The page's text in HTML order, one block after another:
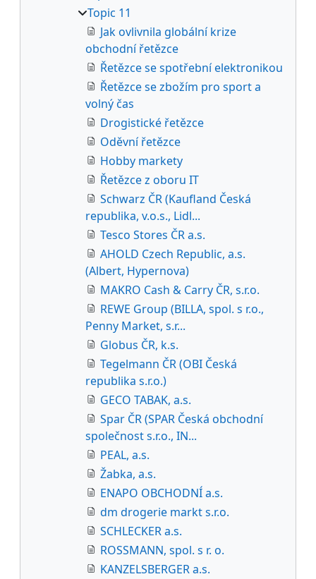
Topic 11
Jak ovlivnila globální krize
obchodní řetězce
Řetězce se spotřební elektronikou
Řetězce se zbožím pro sport a
volný čas
Drogistické řetězce
Oděvní řetězce
Hobby markety
Řetězce z oboru IT
Schwarz ČR (Kaufland Česká
republika, v.o.s., Lidl...
Tesco Stores ČR a.s.
AHOLD Czech Republic, a.s.
(Albert, Hypernova)
MAKRO Cash & Carry ČR, s.r.o.
REWE Group (BILLA, spol. s r.o.,
Penny Market, s.r...
Globus ČR, k.s.
Tegelmann ČR (OBI Česká
republika s.r.o.)
GECO TABAK, a.s.
Spar ČR (SPAR Česká obchodní
společnost s.r.o., IN...
PEAL, a.s.
Žabka, a.s.
ENAPO OBCHODNÍ a.s.
dm drogerie markt s.r.o.
SCHLECKER a.s.
ROSSMANN, spol. s r. o.
KANZELSBERGER a.s.